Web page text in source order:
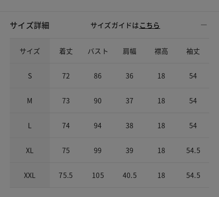
サイズ詳細 サイズガイドは こちら
サイズ 着丈 バスト 肩幅 襟高 袖丈
S 72 86 36 18 54
M 73 90 37 18 54
L 74 94 38 18 54
XL 75 99 39 18 54.5
XXL 75.5 105 40.5 18 54.5